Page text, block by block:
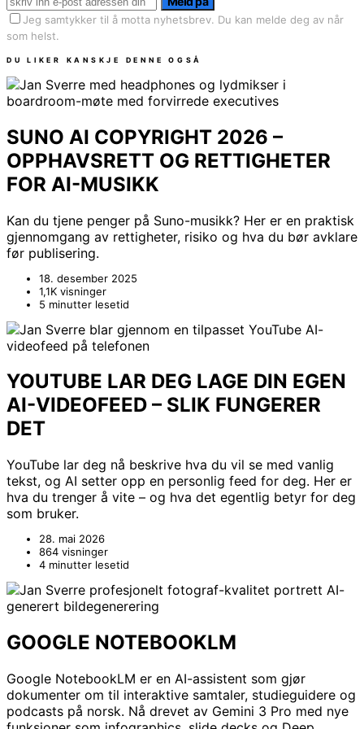
Jeg samtykker til å motta nyhetsbrev. Du kan melde deg av når
som helst.
DU LIKER KANSKJE DENNE OGSÅ
SUNO AI COPYRIGHT 2026 –
OPPHAVSRETT OG RETTIGHETER
FOR AI-MUSIKK
Kan du tjene penger på Suno-musikk? Her er en praktisk
gjennomgang av rettigheter, risiko og hva du bør avklare
før publisering.
18. desember 2025
1,1K visninger
5 minutter lesetid
YOUTUBE LAR DEG LAGE DIN EGEN
AI-VIDEOFEED – SLIK FUNGERER
DET
YouTube lar deg nå beskrive hva du vil se med vanlig
tekst, og AI setter opp en personlig feed for deg. Her er
hva du trenger å vite – og hva det egentlig betyr for deg
som bruker.
28. mai 2026
864 visninger
4 minutter lesetid
GOOGLE NOTEBOOKLM
Google NotebookLM er en AI-assistent som gjør
dokumenter om til interaktive samtaler, studieguidere og
podcasts på norsk. Nå drevet av Gemini 3 Pro med nye